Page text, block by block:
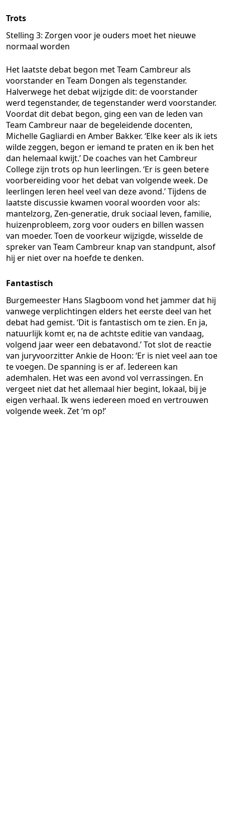
Trots
Stelling 3: Zorgen voor je ouders moet het nieuwe
normaal worden
Het laatste debat begon met Team Cambreur als
voorstander en Team Dongen als tegenstander.
Halverwege het debat wijzigde dit: de voorstander
werd tegenstander, de tegenstander werd voorstander.
Voordat dit debat begon, ging een van de leden van
Team Cambreur naar de begeleidende docenten,
Michelle Gagliardi en Amber Bakker. ‘Elke keer als ik iets
wilde zeggen, begon er iemand te praten en ik ben het
dan helemaal kwijt.’ De coaches van het Cambreur
College zijn trots op hun leerlingen. ‘Er is geen betere
voorbereiding voor het debat van volgende week. De
leerlingen leren heel veel van deze avond.’ Tijdens de
laatste discussie kwamen vooral woorden voor als:
mantelzorg, Zen-generatie, druk sociaal leven, familie,
huizenprobleem, zorg voor ouders en billen wassen
van moeder. Toen de voorkeur wijzigde, wisselde de
spreker van Team Cambreur knap van standpunt, alsof
hij er niet over na hoefde te denken.
Fantastisch
Burgemeester Hans Slagboom vond het jammer dat hij
vanwege verplichtingen elders het eerste deel van het
debat had gemist. ‘Dit is fantastisch om te zien. En ja,
natuurlijk komt er, na de achtste editie van vandaag,
volgend jaar weer een debatavond.’ Tot slot de reactie
van juryvoorzitter Ankie de Hoon: ‘Er is niet veel aan toe
te voegen. De spanning is er af. Iedereen kan
ademhalen. Het was een avond vol verrassingen. En
vergeet niet dat het allemaal hier begint, lokaal, bij je
eigen verhaal. Ik wens iedereen moed en vertrouwen
volgende week. Zet ’m op!’